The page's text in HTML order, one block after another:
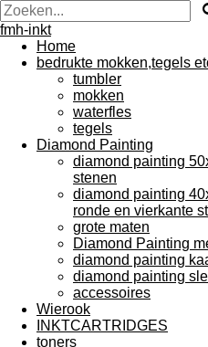
fmh-inkt
Home
bedrukte mokken,tegels
tumbler
mokken
waterfles
tegels
Diamond Painting
diamond painting
stenen
diamond painting
ronde en vierkante
grote maten
Diamond Painting
diamond painting
diamond painting
accessoires
Wierook
INKTCARTRIDGES
toners